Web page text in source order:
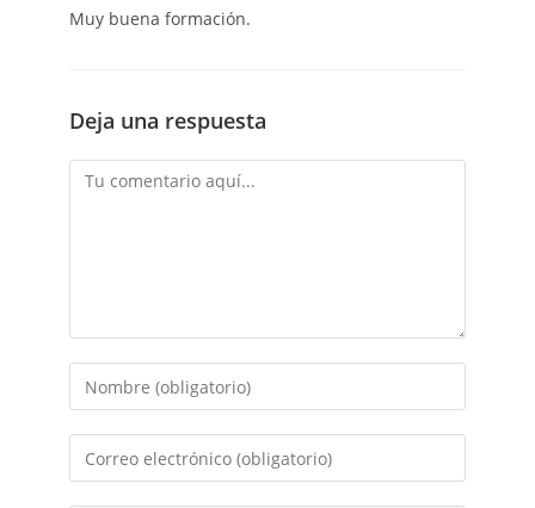
Muy buena formación.
Deja una respuesta